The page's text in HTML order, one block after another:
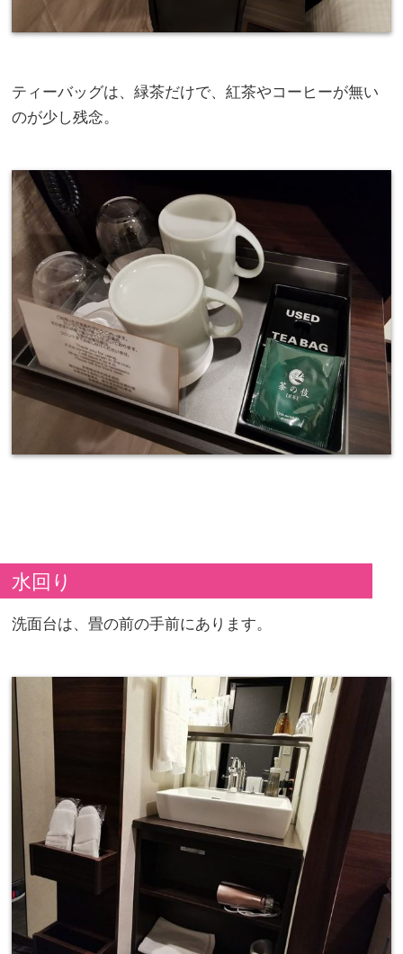
ティーバッグは、緑茶だけで、紅茶やコーヒーが無い
のが少し残念。
水回り
洗面台は、畳の前の手前にあります。